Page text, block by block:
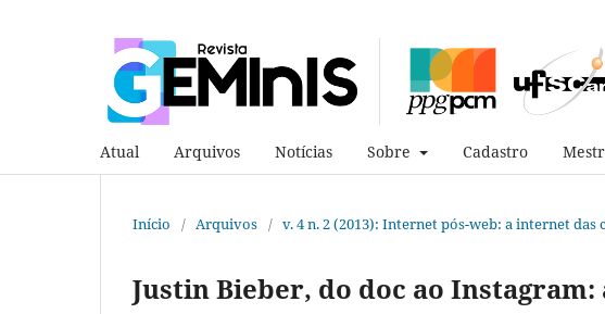
Atual Arquivos Notícias Sobre Cadastro
Início / Arquivos / v. 4 n. 2 (2013): Internet pós-web: a internet das
Justin Bieber, do doc ao